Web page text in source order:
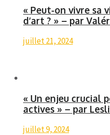
« Peut-on vivre sa
d’art ? » – par
juillet 21, 2024
« Un enjeu crucial
actives » – par
juillet 9, 2024